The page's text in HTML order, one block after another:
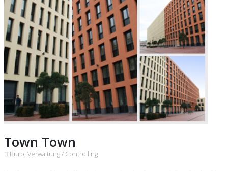
Town Town
Büro, Verwaltung / Controlling